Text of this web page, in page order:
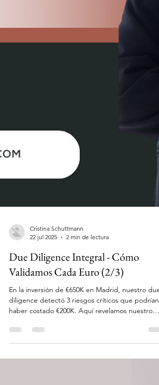
Cristina Schuttmann
22 jul 2025
2 min de lectura
Due Diligence Integral - Cómo
Validamos Cada Euro (2/3)
En la inversión de €650K en Madrid, nuestro due
proceso completo.